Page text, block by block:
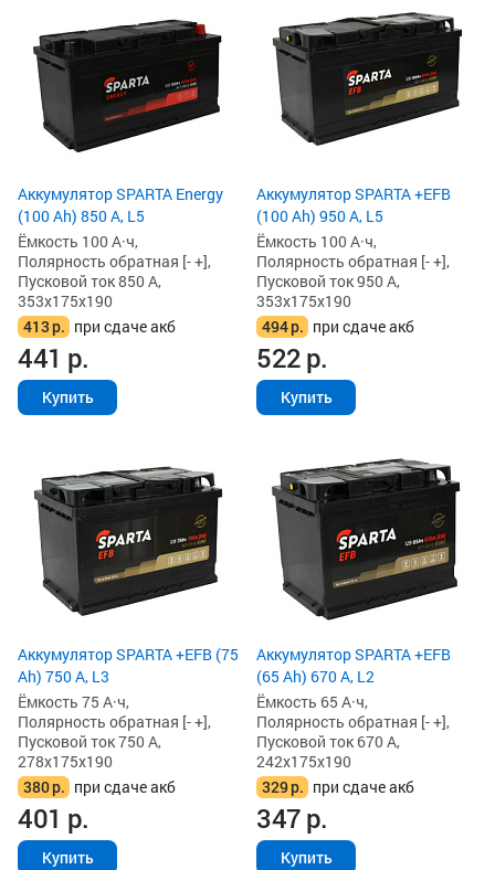
Аккумулятор SPARTA Energy
(100 Ah) 850 А, L5
Ёмкость 100 А·ч,
Полярность обратная [- +],
Пусковой ток 850 А,
353x175x190
413р. при сдаче акб
441 р.
Купить
Аккумулятор SPARTA +EFB
(100 Ah) 950 А, L5
Ёмкость 100 А·ч,
Полярность обратная [- +],
Пусковой ток 950 А,
353x175x190
494р. при сдаче акб
522р.
Купить
Аккумулятор SPARTA +EFB (75
Ah) 750 А, L3
Ёмкость 75 А·ч,
Полярность обратная [- +],
Пусковой ток 750 А,
278x175x190
380р. при сдаче акб
401 р.
Купить
Аккумулятор SPARTA +EFB
(65 Ah) 670 А, L2
Ёмкость 65 А·ч,
Полярность обратная [- +],
Пусковой ток 670 А,
242x175x190
329р. при сдаче акб
347р.
Купить